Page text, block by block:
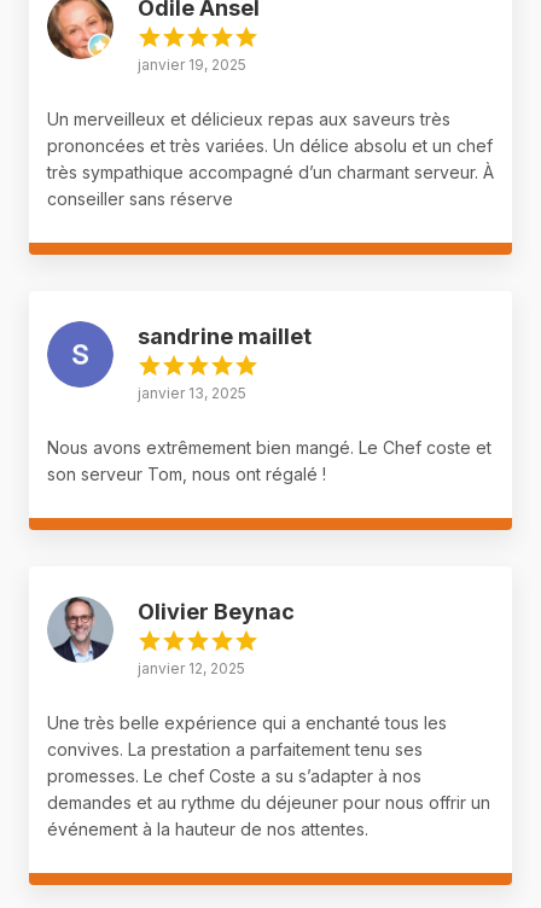
Odile Ansel
janvier 19, 2025
Un merveilleux et délicieux repas aux saveurs très
prononcées et très variées. Un délice absolu et un chef
très sympathique accompagné d’un charmant serveur. À
conseiller sans réserve
sandrine maillet
janvier 13, 2025
Nous avons extrêmement bien mangé. Le Chef coste et
son serveur Tom, nous ont régalé !
Olivier Beynac
janvier 12, 2025
Une très belle expérience qui a enchanté tous les
convives. La prestation a parfaitement tenu ses
promesses. Le chef Coste a su s’adapter à nos
demandes et au rythme du déjeuner pour nous offrir un
événement à la hauteur de nos attentes.